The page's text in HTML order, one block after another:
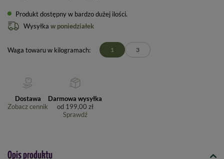
Produkt dostępny w bardzo dużej ilości
Wysyłka w poniedziałek
Waga towaru w kilogramach 1 3
Dostawa
Zobacz cennik
Darmowa wysyłka
od 199,00 zł
Sprawdź
Opis produktu